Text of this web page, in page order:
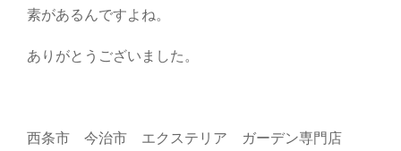
素があるんですよね。
ありがとうございました。
西条市 今治市 エクステリア ガーデン専門店